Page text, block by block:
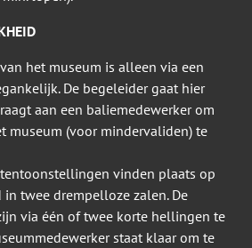
het museum is alleen via een
De begeleider gaat hier
aan een baliemedewerker om
museum (voor mindervaliden) te
vinden plaats op
twee drempelloze zalen. De
via één of twee korte hellingen te
staat klaar om te